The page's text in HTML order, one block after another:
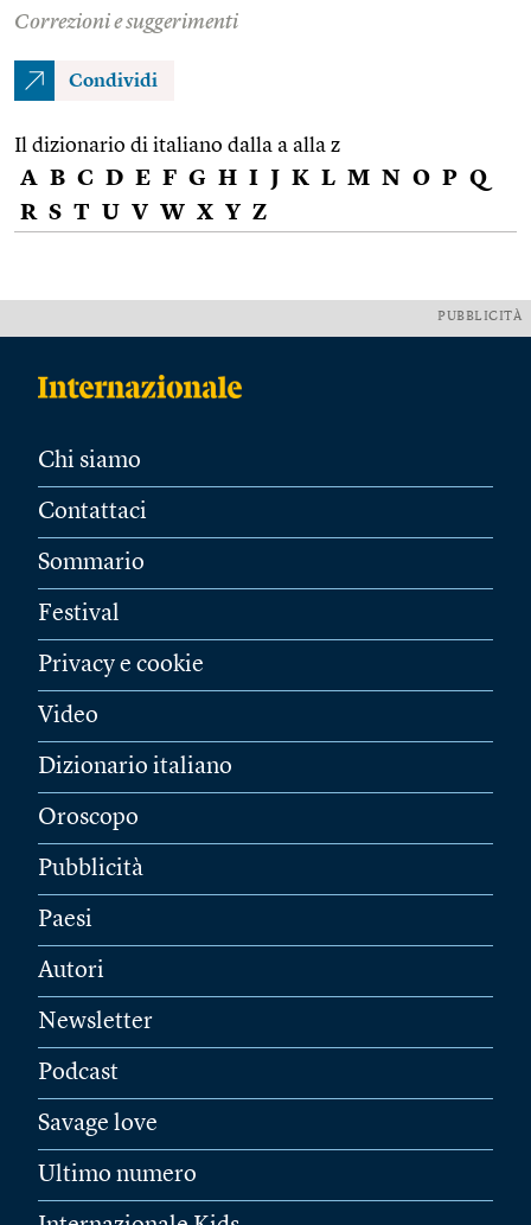
Correzioni e suggerimenti
Condividi
Il dizionario di italiano dalla a alla z
A B C D E F G H I J K L M N O P Q
R S T U V W X Y Z
PUBBLICITÀ
Chi siamo
Contattaci
Sommario
Festival
Privacy e cookie
Video
Dizionario italiano
Oroscopo
Pubblicità
Paesi
Autori
Newsletter
Podcast
Savage love
Ultimo numero